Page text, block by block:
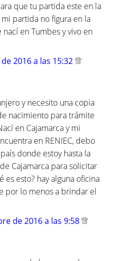
que tu partida este en la
partida no figura en la
en Tumbes y vivo en
2016 a las 15:32
y necesito una copia
nacimiento para trámite
en Cajamarca y mi
en RENIEC, debo
donde estoy hasta la
Cajamarca para solicitar
es esto? hay alguna oficina
por lo menos a brindar el
de 2016 a las 9:58